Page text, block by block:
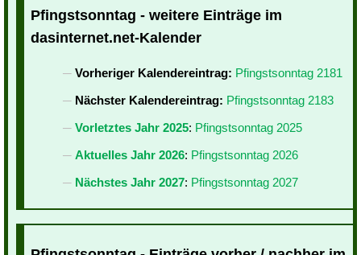
Pfingstsonntag - weitere Einträge im
dasinternet.net-Kalender
Vorheriger Kalendereintrag: Pfingstsonntag 2181
Nächster Kalendereintrag: Pfingstsonntag 2183
Vorletztes Jahr 2025: Pfingstsonntag 2025
Aktuelles Jahr 2026: Pfingstsonntag 2026
Nächstes Jahr 2027: Pfingstsonntag 2027